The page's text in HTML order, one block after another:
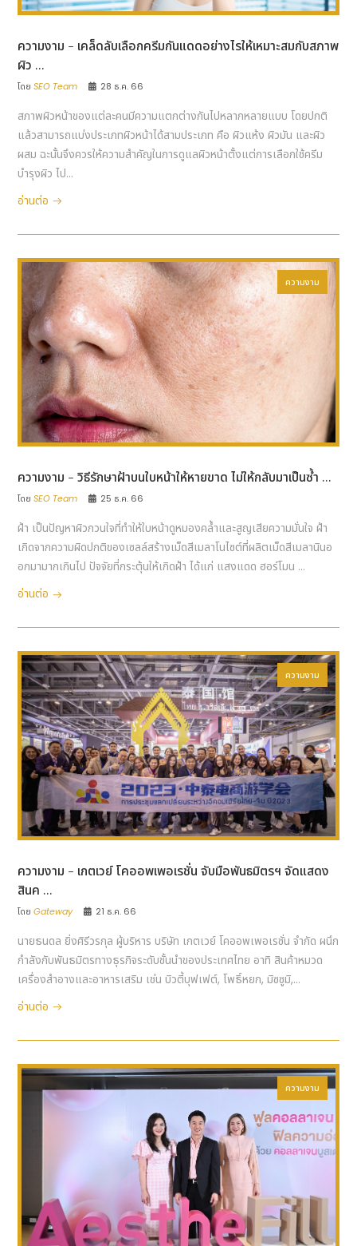
ความงาม - เคล็ดลับเลือกครีมกันแดดอย่างไรให้เหมาะสมกับสภาพ
ผิว ...
โดยSEO Team 28 ธ.ค. 66
สภาพผิวหน้าของแต่ละคนมีความแตกต่างกันไปหลากหลายแบบ โดยปกติ
แล้วสามารถแบ่งประเภทผิวหน้าได้สามประเภท คือ ผิวแห้ง ผิวมัน และผิว
ผสม ฉะนั้นจึงควรให้ความสำคัญในการดูแลผิวหน้าตั้งแต่การเลือกใช้ครีม
บำรุงผิว ไป...
อ่านต่อ
ความงาม
ความงาม - วิธีรักษาฝ้าบนใบหน้าให้หายขาด ไม่ให้กลับมาเป็นซ้ำ ...
โดยSEO Team 25 ธ.ค. 66
ฝ้า เป็นปัญหาผิวกวนใจที่ทำให้ใบหน้าดูหมองคล้ำและสูญเสียความมั่นใจ ฝ้า
เกิดจากความผิดปกติของเซลล์สร้างเม็ดสีเมลาโนไซต์ที่ผลิตเม็ดสีเมลานินอ
อกมามากเกินไป ปัจจัยที่กระตุ้นให้เกิดฝ้า ได้แก่ แสงแดด ฮอร์โมน ...
อ่านต่อ
ความงาม
ความงาม - เกตเวย์ โคออพเพอเรชั่น จับมือพันธมิตรฯ จัดแสดง
สินค ...
โดยGateway 21 ธ.ค. 66
นายธนดล ยิ่งศิรีวรกุล ผู้บริหาร บริษัท เกตเวย์ โคออพเพอเรชั่น จำกัด ผนึก
กำลังกับพันธมิตรทางธุรกิจระดับชั้นนำของประเทศไทย อาทิ สินค้าหมวด
เครื่องสำอางและอาหารเสริม เช่น บิวตี้บุฟเฟต์, โพธิ์หยก, มิซซูมิ,...
อ่านต่อ
ความงาม